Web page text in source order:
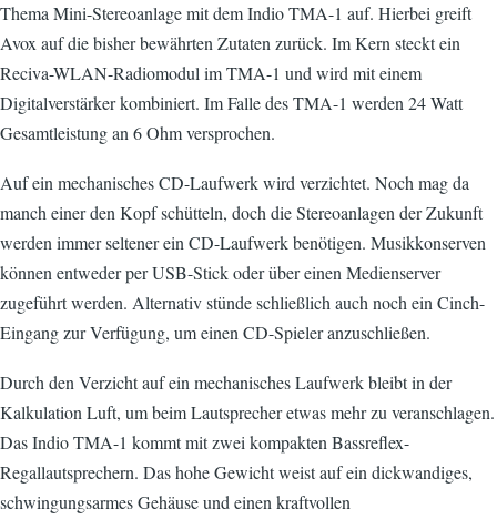
Thema Mini-Stereoanlage mit dem Indio TMA-1 auf. Hierbei greift
Avox auf die bisher bewährten Zutaten zurück. Im Kern steckt ein
Reciva-WLAN-Radiomodul im TMA-1 und wird mit einem
Digitalverstärker kombiniert. Im Falle des TMA-1 werden 24 Watt
Gesamtleistung an 6 Ohm versprochen.
Auf ein mechanisches CD-Laufwerk wird verzichtet. Noch mag da
manch einer den Kopf schütteln, doch die Stereoanlagen der Zukunft
werden immer seltener ein CD-Laufwerk benötigen. Musikkonserven
können entweder per USB-Stick oder über einen Medienserver
zugeführt werden. Alternativ stünde schließlich auch noch ein Cinch-
Eingang zur Verfügung, um einen CD-Spieler anzuschließen.
Durch den Verzicht auf ein mechanisches Laufwerk bleibt in der
Kalkulation Luft, um beim Lautsprecher etwas mehr zu veranschlagen.
Das Indio TMA-1 kommt mit zwei kompakten Bassreflex-
Regallautsprechern. Das hohe Gewicht weist auf ein dickwandiges,
schwingungsarmes Gehäuse und einen kraftvollen